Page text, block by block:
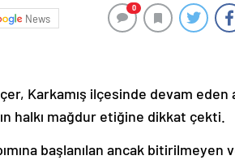
News
0
Karkamış ilçesinde devam eden
halkı mağdur etiğine dikkat çekti.
başlanılan ancak bitirilmeyen